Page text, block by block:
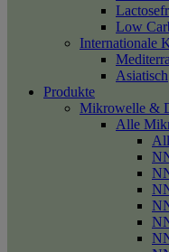
Low
Internationale
Asiatisch
Produkte
Mikrowelle &
Alle